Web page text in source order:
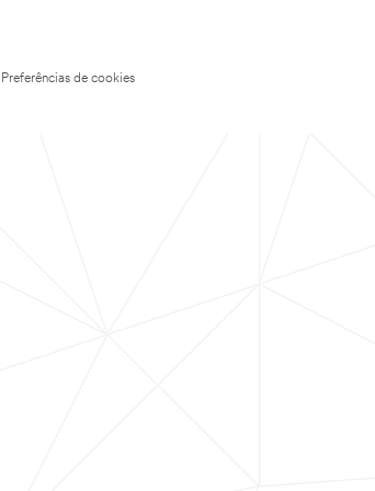
Preferências de cookies